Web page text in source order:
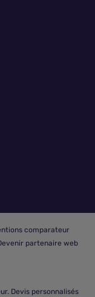
comparateur
partenaire web
Devis personnalisés